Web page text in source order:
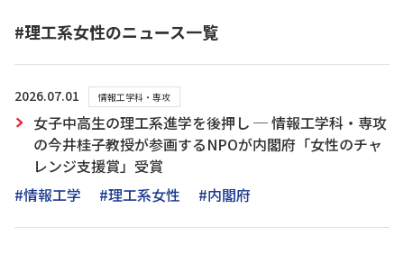
#理工系女性のニュース一覧
2026.07.01 情報工学科・専攻
女子中高生の理工系進学を後押し ─ 情報工学科・専攻
の今井桂子教授が参画するNPOが内閣府「女性のチャ
レンジ支援賞」受賞
#情報工学
#理工系女性 #内閣府